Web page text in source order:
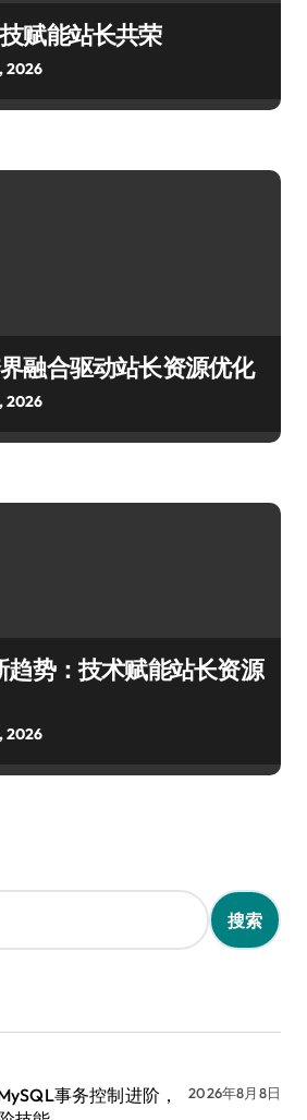
赋能站长共荣
2026
融合驱动站长资源优化
2026
趋势：技术赋能站长资源
2026
事务控制进阶，
2026年8月8日